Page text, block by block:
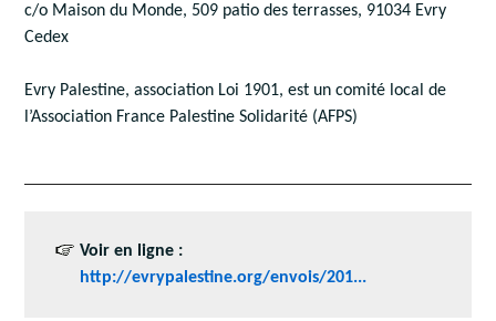
c/o Maison du Monde, 509 patio des terrasses, 91034 Evry
Cedex
Evry Palestine, association Loi 1901, est un comité local de
l’Association France Palestine Solidarité (AFPS)
Voir en ligne :
http://evrypalestine.org/envois/201...